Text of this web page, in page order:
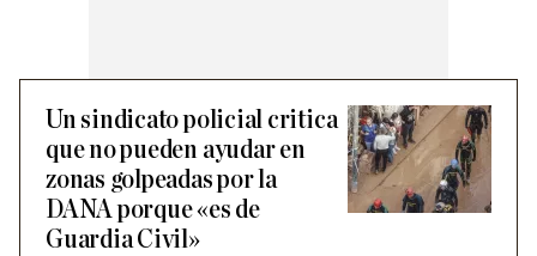
Un sindicato policial critica
que no pueden ayudar en
zonas golpeadas por la
DANA porque «es de
Guardia Civil»